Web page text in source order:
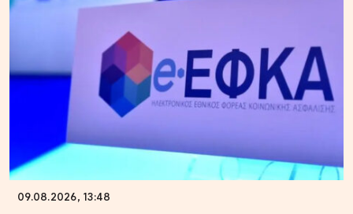
09.08.2026, 13:48